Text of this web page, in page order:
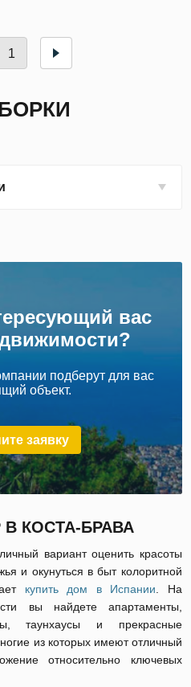
1
вас
подберут для вас
объект.
заявку
КОСТА-БРАВА
вариант оценить красоты
и окунуться в быт колоритной
купить дом в Испании. На
вы найдете апартаменты,
таунхаусы и прекрасные
из которых имеют отличный
относительно ключевых